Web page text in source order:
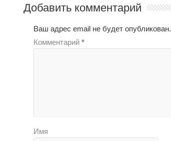
Добавить комментарий
Ваш адрес email не будет опубликован.
Комментарий *
Имя